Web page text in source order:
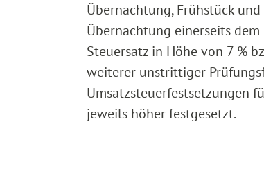
Übernachtung, Frühstück
Übernachtung einerseits
Steuersatz in Höhe von 7 %
weiterer unstrittiger
Umsatzsteuerfestsetzungen
jeweils höher festgesetzt.